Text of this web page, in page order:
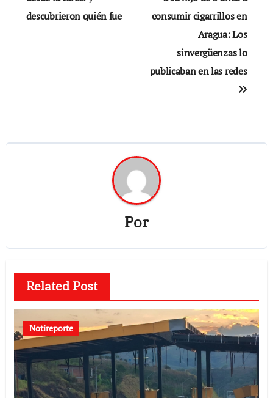
entradas
descubrieron quién fue
consumir cigarrillos en
Aragua: Los
sinvergüenzas lo
publicaban en las redes
Por
Related Post
Notireporte